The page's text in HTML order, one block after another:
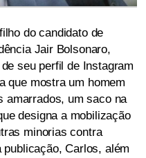
do candidato de
Jair Bolsonaro,
seu perfil de Instagram
que mostra um homem
amarrados, um saco na
designa a mobilização
minorias contra
Carlos, além